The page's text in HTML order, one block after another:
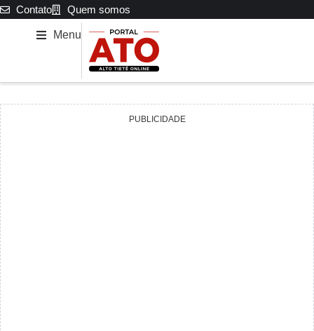
Contato Quem somos
Menu
PUBLICIDADE